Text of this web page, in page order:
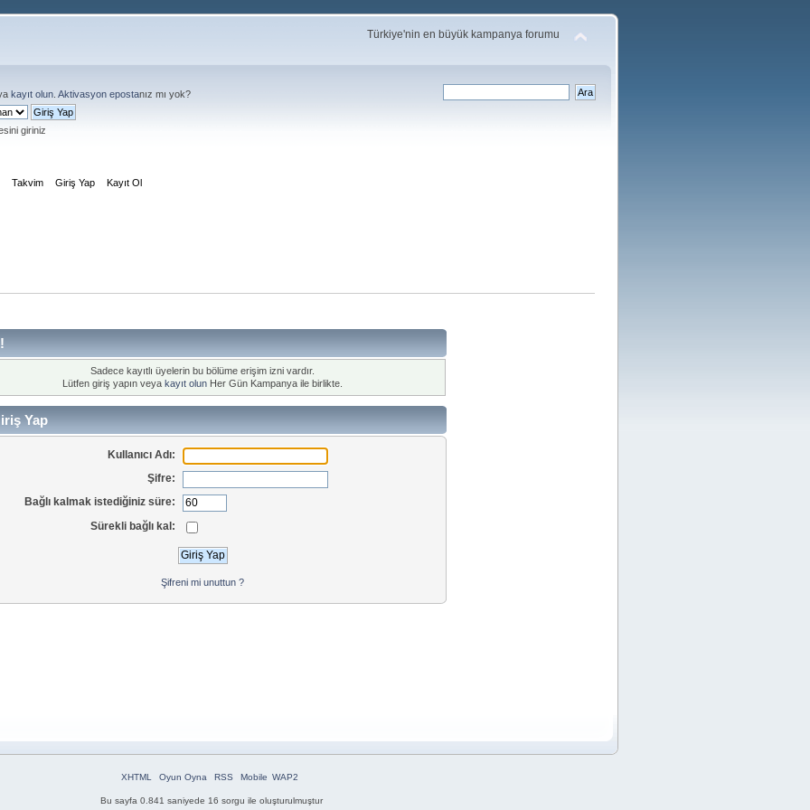
Türkiye'nin en büyük kampanya forumu
kayıt olun Aktivasyon epostanız mı yok?
giriniz
Takvim Giriş Yap Kayıt Ol
Sadece kayıtlı üyelerin bu bölüme erişim izni vardır.
Lütfen giriş yapın veya kayıt olun Her Gün Kampanya ile birlikte.
Yap
Kullanıcı Adı:
Şifre:
Bağlı kalmak istediğiniz süre:
Sürekli bağlı kal:
Şifreni mi unuttun ?
XHTML Oyun Oyna RSS Mobile WAP2
Bu sayfa 0.841 saniyede 16 sorgu ile oluşturulmuştur